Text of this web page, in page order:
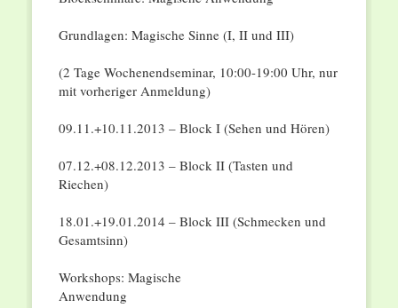
Grundlagen: Magische Sinne (I, II und III)
(2 Tage Wochenendseminar, 10:00-19:00 Uhr, nur
mit vorheriger Anmeldung)
09.11.+10.11.2013 – Block I (Sehen und Hören)
07.12.+08.12.2013 – Block II (Tasten und
Riechen)
18.01.+19.01.2014 – Block III (Schmecken und
Gesamtsinn)
Workshops: Magische
Anwendung